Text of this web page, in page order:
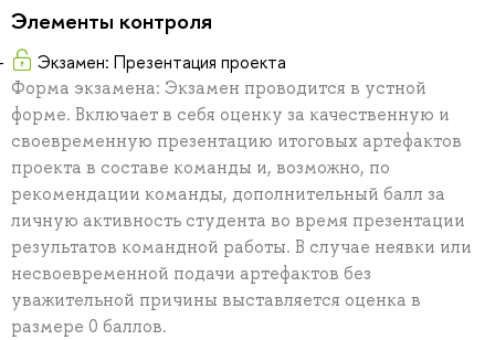
Элементы контроля
Экзамен: Презентация проекта
Форма экзамена: Экзамен проводится в устной
форме. Включает в себя оценку за качественную и
своевременную презентацию итоговых артефактов
проекта в составе команды и, возможно, по
рекомендации команды, дополнительный балл за
личную активность студента во время презентации
результатов командной работы. В случае неявки или
несвоевременной подачи артефактов без
уважительной причины выставляется оценка в
размере 0 баллов.